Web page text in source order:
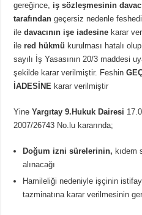
gereğince, iş sözleşmesinin
tarafından geçersiz nedenle
iledavacının işe iadesine karar
ilered hükmü kurulması hatalı
sayılı İş Yasasının 20/3 maddesi
şekilde karar verilmiştir. Feshin
İADESİNE karar verilmiştir
YineYargıtay 9.Hukuk Dairesi
2007/26743 No.lu kararında;
Doğum izni sürelerinin, kıdem
alınacağı
Hamileliği nedeniyle işçinin
tazminatına karar verilmesinin